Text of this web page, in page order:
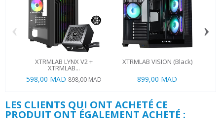
XTRMLAB LYNX V2 +
XTRMLAB...
598,00 MAD 898,00 MAD
XTRMLAB VISION (Black)
899,00 MAD
‹ ›
LES CLIENTS QUI ONT ACHETÉ CE
PRODUIT ONT ÉGALEMENT ACHETÉ :